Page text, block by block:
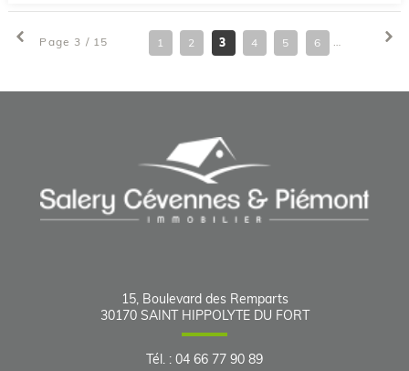
Page 3 / 15 1 2 3 4 5 6
15, Boulevard des Remparts
30170 SAINT HIPPOLYTE DU FORT
Tél. : 04 66 77 90 89